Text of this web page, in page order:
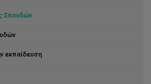
Σπουδών
εκπαίδευση